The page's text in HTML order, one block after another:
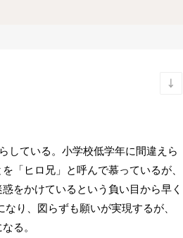
している。小学校低学年に間違えら
「ヒロ兄」と呼んで慕っているが、
をかけているという負い目から早く
り、図らずも願いが実現するが、
る。